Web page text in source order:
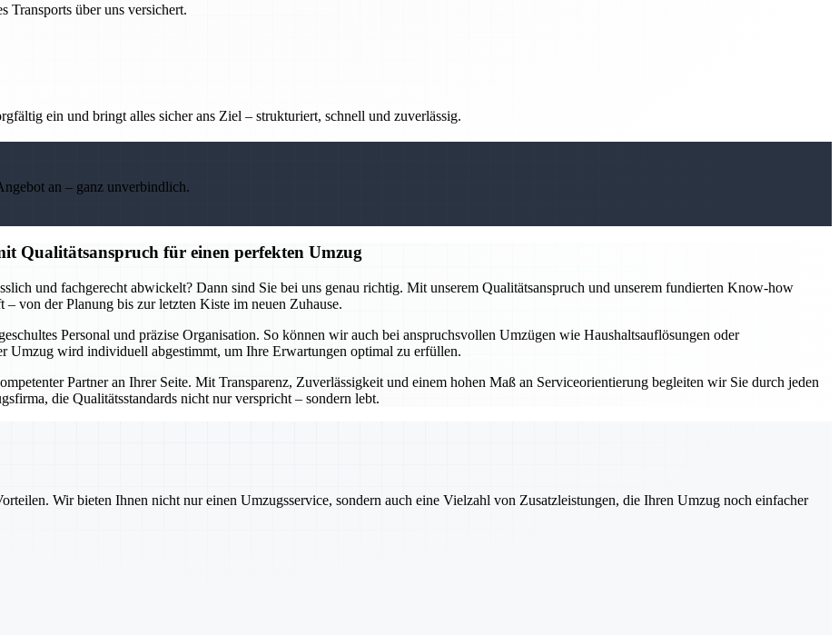
Transports über uns versichert.
ein und bringt alles sicher ans Ziel – strukturiert, schnell und zuverlässig.
an – ganz unverbindlich.
Qualitätsanspruch für einen perfekten Umzug
und fachgerecht abwickelt? Dann sind Sie bei uns genau richtig. Mit unserem Qualitätsanspruch und unserem fundierten Know-how
von der Planung bis zur letzten Kiste im neuen Zuhause.
Personal und präzise Organisation. So können wir auch bei anspruchsvollen Umzügen wie Haushaltsauflösungen oder
Umzug wird individuell abgestimmt, um Ihre Erwartungen optimal zu erfüllen.
Partner an Ihrer Seite. Mit Transparenz, Zuverlässigkeit und einem hohen Maß an Serviceorientierung begleiten wir Sie durch jeden
die Qualitätsstandards nicht nur verspricht – sondern lebt.
Wir bieten Ihnen nicht nur einen Umzugsservice, sondern auch eine Vielzahl von Zusatzleistungen, die Ihren Umzug noch einfacher